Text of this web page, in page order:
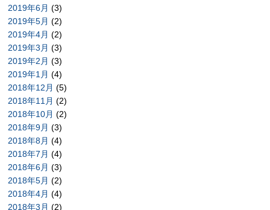
2019年6月 (3)
2019年5月 (2)
2019年4月 (2)
2019年3月 (3)
2019年2月 (3)
2019年1月 (4)
2018年12月 (5)
2018年11月 (2)
2018年10月 (2)
2018年9月 (3)
2018年8月 (4)
2018年7月 (4)
2018年6月 (3)
2018年5月 (2)
2018年4月 (4)
2018年3月 (2)